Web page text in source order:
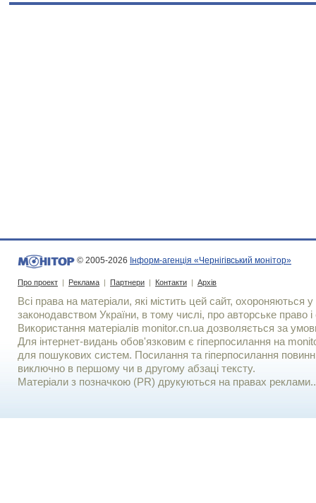
© 2005-2026 Інформ-агенція «Чернігівський монітор»
Про проект | Реклама | Партнери | Контакти | Архів
Всі права на матеріали, які містить цей сайт, охороняються у
законодавством України, в тому числі, про авторське право і
Використання матерiалiв monitor.cn.ua дозволяється за
Для iнтернет-видань обов'язковим є гiперпосилання на
для пошукових систем. Посилання та гіперпосилання
виключно в першому чи в другому абзаці тексту.
Матеріали з позначкою (PR) друкуються на правах реклами..